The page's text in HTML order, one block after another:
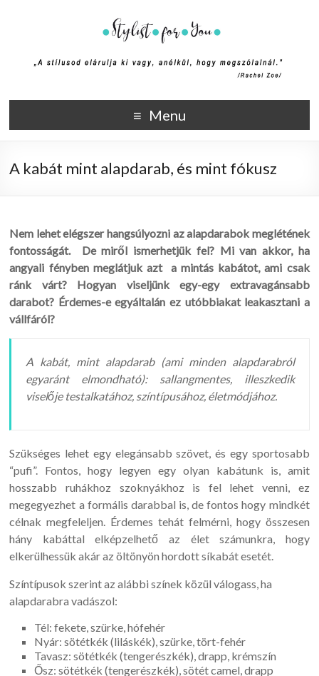
Stylist4U
A stílus az egyik módja annak, hogy elmondd ki vagy, anélkül,
hogy megszólalnál. (Rachel Zoe)
Menu
A kabát mint alapdarab, és mint fókusz
Nem lehet elégszer hangsúlyozni az alapdarabok meglétének
fontosságát. De miről ismerhetjük fel? Mi van akkor, ha
angyali fényben meglátjuk azt a mintás kabátot, ami csak
ránk várt? Hogyan viseljünk egy-egy extravagánsabb
darabot? Érdemes-e egyáltalán ez utóbbiakat leakasztani a
vállfáról?
A kabát, mint alapdarab (ami minden alapdarabról
egyaránt elmondható): sallangmentes, illeszkedik
viselője testalkatához, színtípusához, életmódjához.
Szükséges lehet egy elegánsabb szövet, és egy sportosabb
“pufi”. Fontos, hogy legyen egy olyan kabátunk is, amit
hosszabb ruhákhoz szoknyákhoz is fel lehet venni, ez
megegyezhet a formális darabbal is, de fontos hogy mindkét
célnak megfeleljen. Érdemes tehát felmérni, hogy összesen
hány kabáttal elképzelhető az élet számunkra, hogy
elkerülhessük akár az öltönyön hordott síkabát esetét.
Színtípusok szerint az alábbi színek közül válogass, ha
alapdarabra vadászol:
Tél: fekete, szürke, hófehér
Nyár: sötétkék (liláskék), szürke, tört-fehér
Tavasz: sötétkék (tengerészkék), drapp, krémszín
Ősz: sötétkék (tengerészkék), sötét camel, drapp